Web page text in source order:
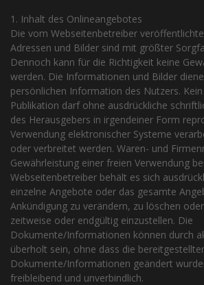
1. Inhalt des Onlineangebotes
Die vom Webseitenbetreiber
Adressen und Bilder sind mit größter
Dennoch kann für die Richtigkeit keine
werden. Die Informationen und Bilder
persönlichen Information des Nutzers.
Publikation darf ohne ausdrückliche
des Herausgebers in irgendeiner Form
Verwendung elektronischer Systeme
oder verbreitet werden. Waren- und
Gewährleistung einer freien Verwendung
Webseitenbetreiber behält es sich
einzelne Angebote oder das gesamte
Ankündigung zu verändern, zu löschen
zeitweise oder endgültig einzustellen. Die
Dokumente/Informationen können durch
überholt sein, ohne dass die
Dokumente/Informationen geändert
freibleibend und unverbindlich.